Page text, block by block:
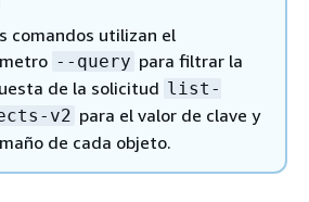
comandos utilizan el
--query para filtrar la
de la solicitud list-
v2 para el valor de clave y
de cada objeto.